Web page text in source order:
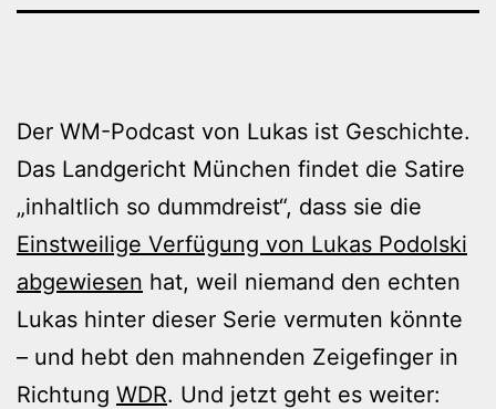
Der WM-Podcast von Lukas ist Geschichte.
Das Landgericht München findet die Satire
„inhaltlich so dummdreist“, dass sie die
Einstweilige Verfügung von Lukas Podolski
abgewiesen hat, weil niemand den echten
Lukas hinter dieser Serie vermuten könnte
– und hebt den mahnenden Zeigefinger in
Richtung WDR. Und jetzt geht es weiter: